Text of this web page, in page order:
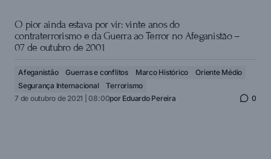
O pior ainda estava por vir: vinte anos do
contraterrorismo e da Guerra ao Terror no Afeganistão –
07 de outubro de 2001
Afeganistão Guerras e conflitos Marco Histórico
Oriente Médio
Segurança Internacional
Terrorismo
7 de outubro de 2021 | 08:00por Eduardo Pereira 0